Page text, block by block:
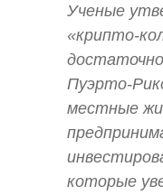
Ученые
«крипто-
Пуэрто-
местные
которые